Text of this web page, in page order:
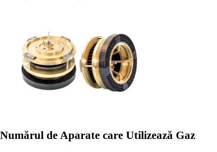
Numărul de Aparate care Utilizează Gaz